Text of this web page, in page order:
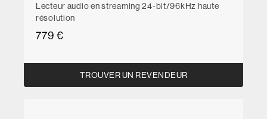
Lecteur audio en streaming 24-bit/96kHz haute
résolution
779 €
TROUVER UN REVENDEUR